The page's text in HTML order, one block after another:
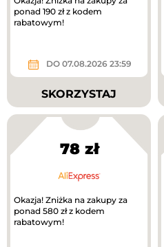
ponad 190 zł z kodem
rabatowym!
DO 07.08.2026 23:59
SKORZYSTAJ
78 zł
Okazja! Zniżka na zakupy za
ponad 580 zł z kodem
rabatowym!